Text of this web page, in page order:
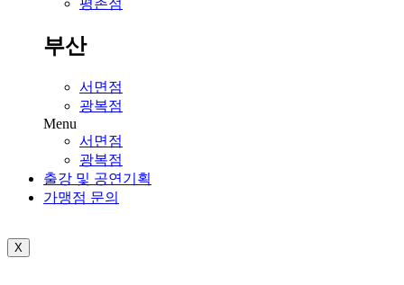
평촌점
부산
서면점
광복점
Menu
서면점
광복점
출강 및 공연기획
가맹점 문의
X